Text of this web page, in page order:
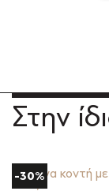
Στην
-30%